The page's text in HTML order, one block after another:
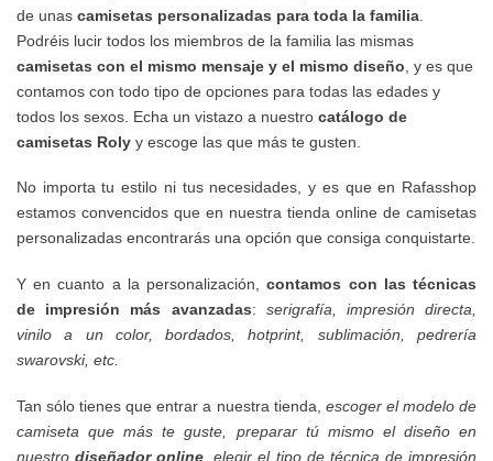
de unas camisetas personalizadas para toda la familia
Podréis lucir todos los miembros de la familia las mismas
camisetas con el mismo mensaje y el mismo diseño , y es que
contamos con todo tipo de opciones para todas las edades y
todos los sexos. Echa un vistazo a nuestro catálogo de
camisetas Roly y escoge las que más te gusten.
No importa tu estilo ni tus necesidades, y es que en Rafasshop
estamos convencidos que en nuestra tienda online de camisetas
personalizadas encontrarás una opción que consiga conquistarte.
Y en cuanto a la personalización,contamos con las técnicas
de impresión más avanzadas: serigrafía, impresión directa,
vinilo a un color, bordados, hotprint, sublimación, pedrería
swarovski, etc.
Tan sólo tienes que entrar a nuestra tienda, escoger el modelo de
camiseta que más te guste, preparar tú mismo el diseño en
nuestrodiseñador online , elegir el tipo de técnica de impresión